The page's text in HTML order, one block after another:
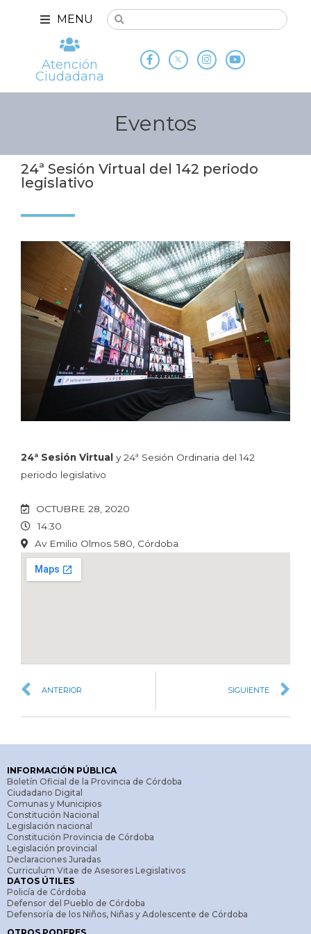
MENU
Atención
Ciudadana
Eventos
24ª Sesión Virtual del 142 periodo
legislativo
24ª Sesión Virtual y 24ª Sesión Ordinaria del 142
periodo legislativo
OCTUBRE 28, 2020
14:30
Av Emilio Olmos 580, Córdoba
ANTERIOR SIGUIENTE
INFORMACIÓN PÚBLICA
Boletín Oficial de la Provincia de Córdoba
Ciudadano Digital
Comunas y Municipios
Constitución Nacional
Legislación nacional
Constitución Provincia de Córdoba
Legislación provincial
Declaraciones Juradas
Curriculum Vitae de Asesores Legislativos
DATOS ÚTILES
Policía de Córdoba
Defensor del Pueblo de Córdoba
Defensoría de los Niños, Niñas y Adolescente de Córdoba